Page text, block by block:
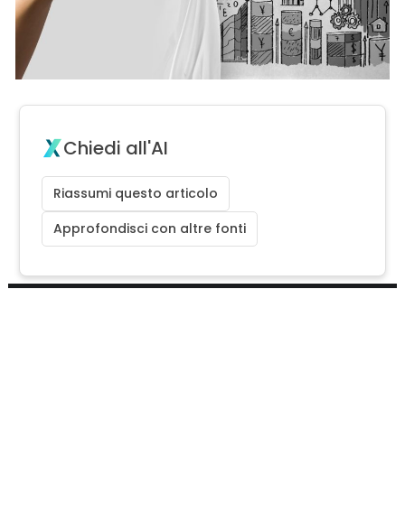
Chiedi all'AI
Riassumi questo articolo
Approfondisci con altre fonti